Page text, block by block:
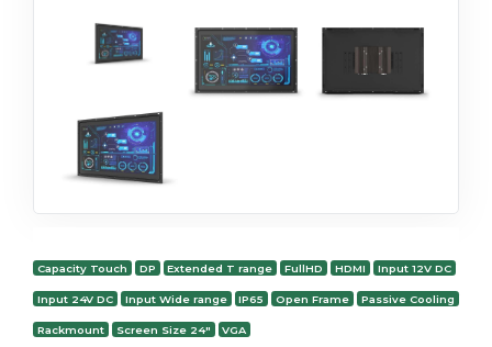
Capacity Touch DP Extended T range FullHD HDMI Input 12V DC
Input 24V DC Input Wide range IP65 Open Frame Passive Cooling
Rackmount Screen Size 24" VGA